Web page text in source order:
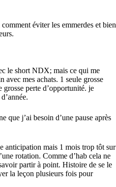
éviter les emmerdes et bien
le short NDX; mais ce qui me
avec mes achats. 1 seule grosse
perte d’opportunité. je
que j’ai besoin d’une pause après
anticipation mais 1 mois trop tôt sur
rotation. Comme d’hab cela ne
partir à point. Histoire de se le
la leçon plusieurs fois pour